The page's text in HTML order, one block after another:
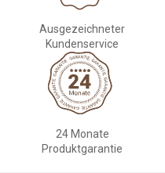
Ausgezeichneter
Kundenservice
24 Monate
Produktgarantie